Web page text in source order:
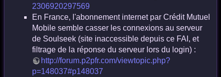
2306920297569
En France, l'abonnement internet par Crédit Mutuel
Mobile semble casser les connexions au serveur
de Soulseek (site inaccessible depuis ce FAI, et
filtrage de la réponse du serveur lors du login) :
http://forum.p2pfr.com/viewtopic.php?
p=148037#p148037